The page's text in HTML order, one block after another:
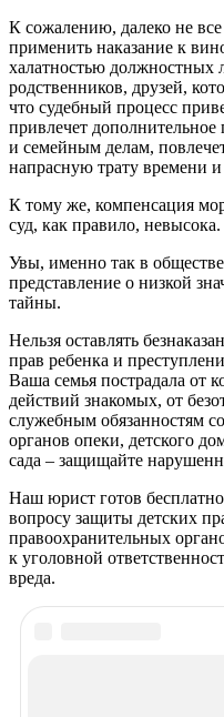
К сожалению, далеко не
применить наказание к
халатностью должностных
родственников, друзей,
что судебный процесс
привлечет
и семейным делам,
напрасную трату времени и
К тому же, компенсация
суд, как правило, невысока.
Увы, именно так в
представление о низкой
тайны.
Нельзя оставлять
прав ребенка и
Ваша семья пострадала от
действий знакомых, от
служебным обязанностям
органов опеки, детского
сада – защищайте
Наш юрист готов
вопросу защиты детских
правоохранительных
к уголовной
вреда.